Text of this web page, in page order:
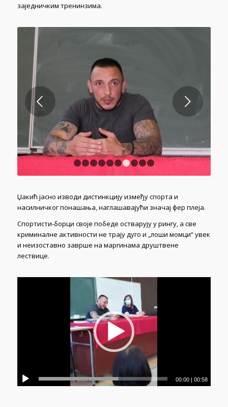
заједничким тренинзима.
Next
1 2 3 4 6
Џакић јасно изводи дистинкцију између спорта и
насилничког понашања, наглашавајући значај фер плеја.
Спортисти-борци своје победе остварују у рингу, а све
криминалне активности не трају дуго и „лоши момци“ увек
и неизоставно заврше на маргинама друштвене
лествице.
00:00 |00:58